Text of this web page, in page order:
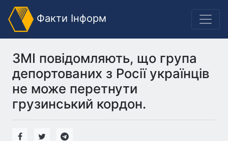
Факти Інформ
ЗМІ повідомляють, що група
депортованих з Росії українців
не може перетнути
грузинський кордон.